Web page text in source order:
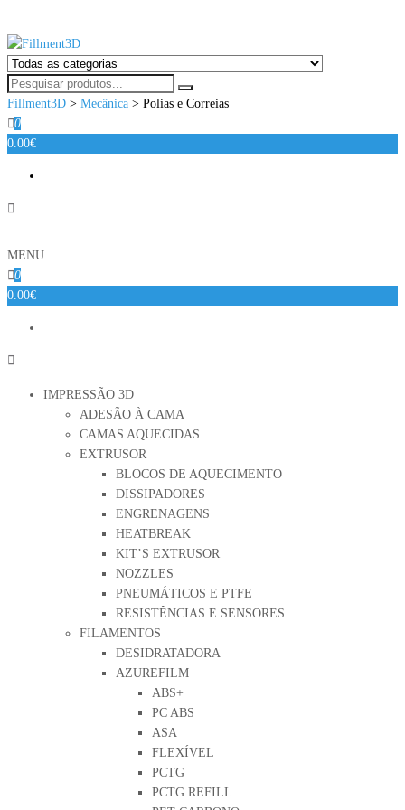
Fillment3D
Componentes e Serviço de Impressão 3D
Fillment3D > Mecânica > Polias e Correias
0
0.00€
MENU
0
0.00€
IMPRESSÃO 3D
ADESÃO À CAMA
CAMAS AQUECIDAS
EXTRUSOR
BLOCOS DE AQUECIMENTO
DISSIPADORES
ENGRENAGENS
HEATBREAK
KIT’S EXTRUSOR
NOZZLES
PNEUMÁTICOS E PTFE
RESISTÊNCIAS E SENSORES
FILAMENTOS
DESIDRATADORA
AZUREFILM
ABS+
PC ABS
ASA
FLEXÍVEL
PCTG
PCTG REFILL